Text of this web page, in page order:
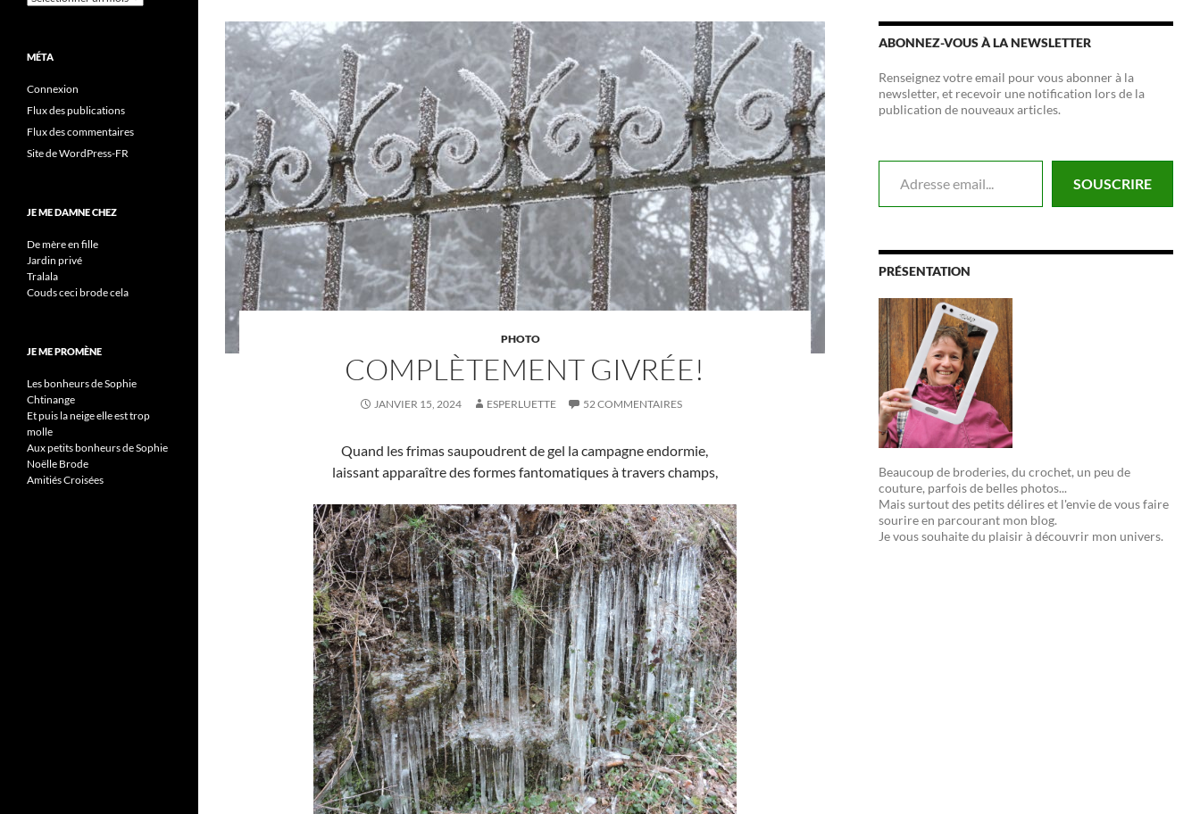
PHOTO
COMPLÈTEMENT GIVRÉE!
JANVIER 15, 2024 ESPERLUETTE 52 COMMENTAIRES
Quand les frimas saupoudrent de gel la campagne endormie,
laissant apparaître des formes fantomatiques à travers champs,
ABONNEZ-VOUS À LA NEWSLETTER
Renseignez votre email pour vous abonner à la
newsletter, et recevoir une notification lors de la
publication de nouveaux articles.
Adresse email...
SOUSCRIRE
PRÉSENTATION
Beaucoup de broderies, du crochet, un peu de
couture, parfois de belles photos...
Mais surtout des petits délires et l'envie de vous faire
sourire en parcourant mon blog.
Je vous souhaite du plaisir à découvrir mon univers.
MÉTA
Connexion
Flux des publications
Flux des commentaires
Site de WordPress-FR
JE ME DAMNE CHEZ
De mère en fille
Jardin privé
Tralala
Couds ceci brode cela
JE ME PROMÈNE
Les bonheurs de Sophie
Chtinange
Et puis la neige elle est trop
molle
Aux petits bonheurs de Sophie
Noëlle Brode
Amitiés Croisées